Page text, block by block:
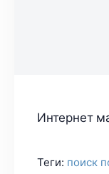
Интернет
Теги: поиск